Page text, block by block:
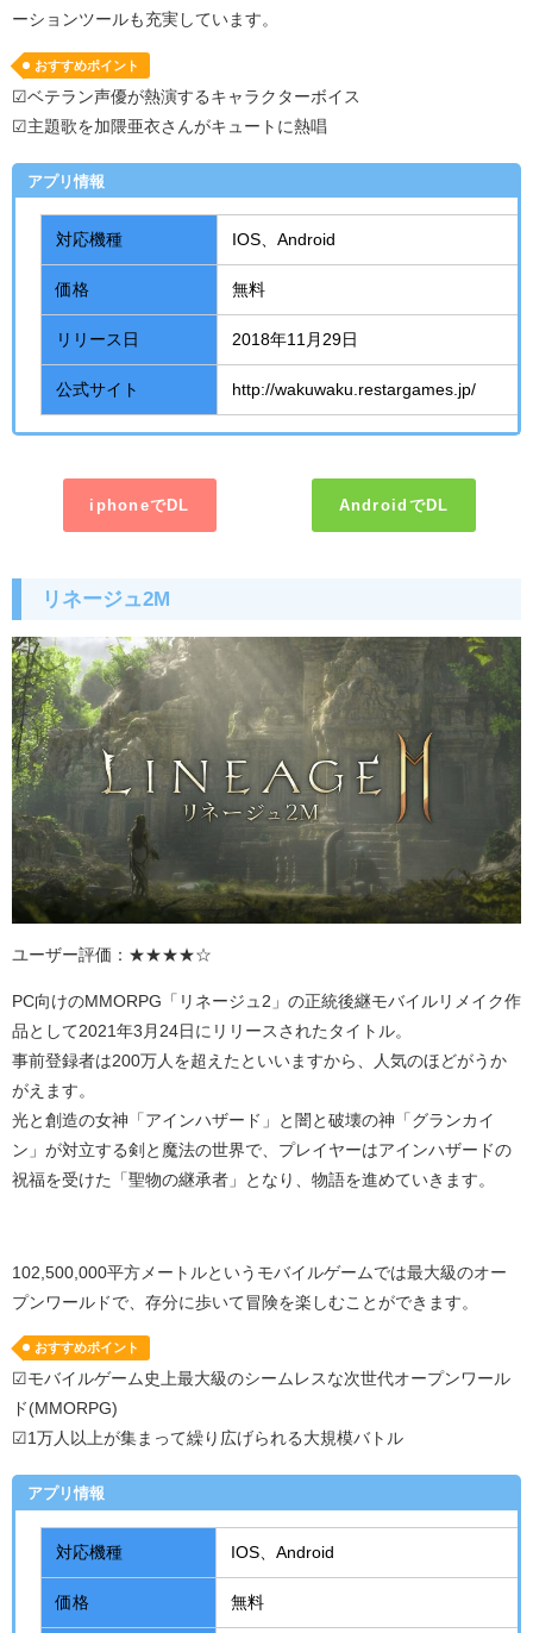
ーションツールも充実しています。
おすすめポイント
☑ベテラン声優が熱演するキャラクターボイス
☑主題歌を加隈亜衣さんがキュートに熱唱
アプリ情報
対応機種 IOS、 Android
価格 無料
リリース日 2018年11 月 29 日
公式サイト http://wakuwaku.restargames.jp/
iphoneでDL AndroidでDL
リネージュ2M
ユーザー評価：★★★★☆
PC向けのMMORPG 「リネージュ 2 」の正統後継モバイルリメイク作
品として2021 年3 月 24日にリリースされたタイトル。
事前登録者は200万人を超えたといいますから、人気のほどがうか
がえます。
光と創造の女神「アインハザード」と闇と破壊の神「グランカイ
ン」が対立する剣と魔法の世界で、プレイヤーはアインハザードの
祝福を受けた「聖物の継承者」となり、物語を進めていきます。
102,500,000平方メートルというモバイルゲームでは最大級のオー
プンワールドで、存分に歩いて冒険を楽しむことができます。
おすすめポイント
☑モバイルゲーム史上最大級のシームレスな次世代オープンワール
ド(MMORPG)
☑1万人以上が集まって繰り広げられる大規模バトル
アプリ情報
対応機種 IOS、 Android
価格 無料